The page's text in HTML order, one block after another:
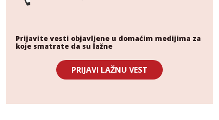
Prijavite vesti objavljene u domaćim medijima za
koje smatrate da su lažne
PRIJAVI LAŽNU VEST